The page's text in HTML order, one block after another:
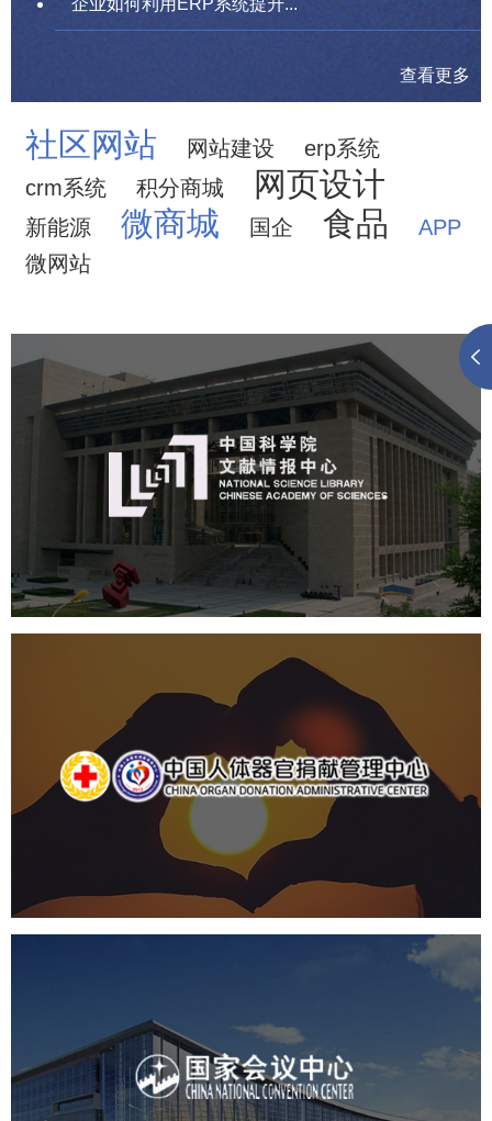
企业如何利用ERP系统提升...
查看更多
社区网站 网站建设
erp系统
crm系统
积分商城 网页设计
新能源 微商城 国企 食品
APP
微网站
中国科学院文献情报中心
网站建设 虚拟展厅
数字博物馆建设
展厅空间设计
产品展厅设计
中国人体器官捐献管理中心
国企 品牌官网 网站建设
国家会议中心